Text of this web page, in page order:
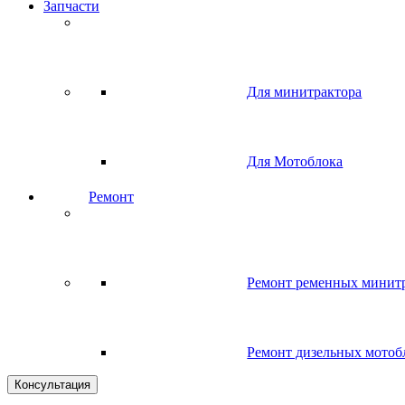
Запчасти
Для минитрактора
Для Мотоблока
Ремонт
Ремонт ременных
Ремонт дизельных
Консультация